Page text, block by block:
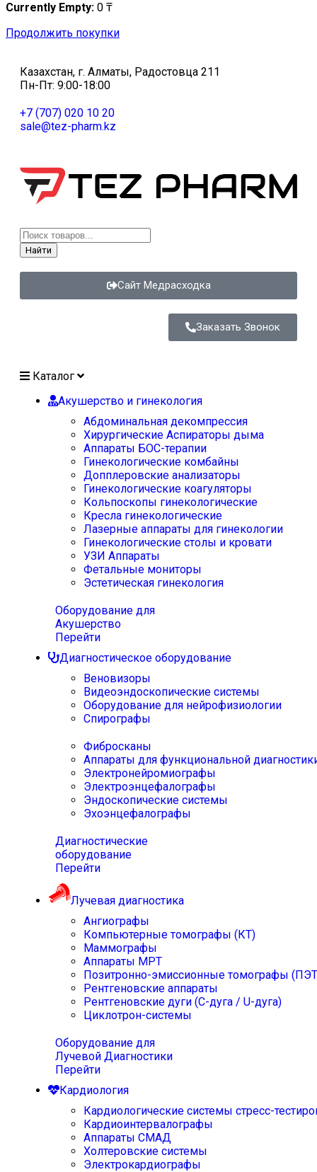
Currently Empty: 0 ₸
Продолжить покупки
Казахстан, г. Алматы, Радостовца 211
Пн-Пт: 9:00-18:00
+7 (707) 020 10 20
sale@tez-pharm.kz
Найти
Сайт Медрасходка
Заказать Звонок
Каталог
Акушерство и гинекология
Абдоминальная декомпрессия
Хирургические Аспираторы дыма
Аппараты БОС-терапии
Гинекологические комбайны
Допплеровские анализаторы
Гинекологические коагуляторы
Кольпоскопы гинекологические
Кресла гинекологические
Лазерные аппараты для гинекологии
Гинекологические столы и кровати
УЗИ Аппараты
Фетальные мониторы
Эстетическая гинекология
Оборудование для
Акушерство
Перейти
Диагностическое оборудование
Веновизоры
Видеоэндоскопические системы
Оборудование для нейрофизиологии
Спирографы
Фибросканы
Аппараты для функциональной
Электронейромиографы
Электроэнцефалографы
Эндоскопические системы
Эхоэнцефалографы
Диагностические
оборудование
Перейти
Лучевая диагностика
Ангиографы
Компьютерные томографы (КТ)
Маммографы
Аппараты МРТ
Позитронно-эмиссионные томографы
Рентгеновские аппараты
Рентгеновские дуги (С-дуга / U-дуга)
Циклотрон-системы
Оборудование для
Лучевой Диагностики
Перейти
Кардиология
Кардиологические системы стресс-
Кардиоинтервалографы
Аппараты СМАД
Холтеровские системы
Электрокардиографы